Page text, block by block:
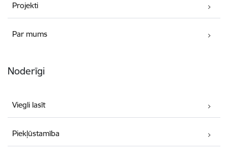
Projekti
Par mums
Noderīgi
Viegli lasīt
Piekļūstamība